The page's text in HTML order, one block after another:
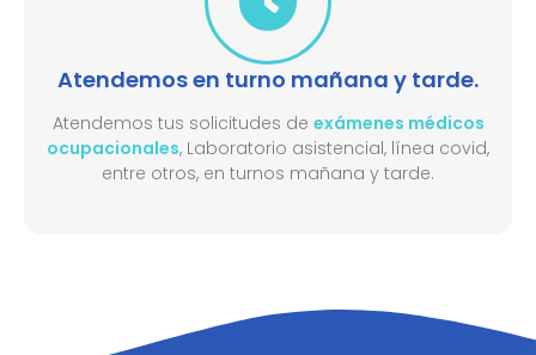
Atendemos en turno mañana y tarde.
Atendemos tus solicitudes de exámenes médicos
ocupacionales, Laboratorio asistencial, línea covid,
entre otros, en turnos mañana y tarde.​